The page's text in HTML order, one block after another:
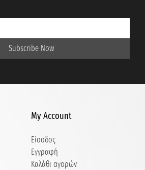
Subscribe Now
My Account
Είσοδος
Εγγραφή
Καλάθι αγορών